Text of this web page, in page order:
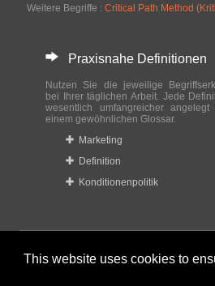
This website uses cookies to
Weitere Begriffe : Critical Path Method
Praxisnahe Definitionen
Nutzen Sie die jeweilige
bei Ihrer täglichen Arbeit. Jede
wesentlich umfangreicher
einem gewöhnlichen Glossar.
Marketing
Definition
Konditionenpolitik